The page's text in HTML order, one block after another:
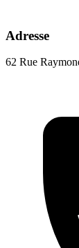
Adresse
62 Rue